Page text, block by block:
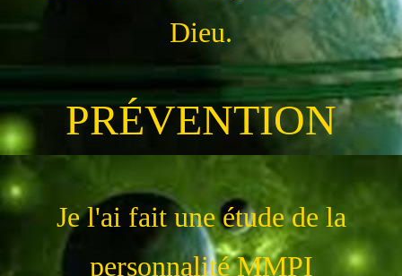
Dieu.
PRÉVENTION
Je l'ai fait une étude de la
personnalité MMPI